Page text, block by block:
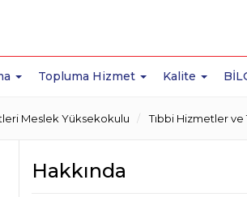
Topluma Hizmet Kalite
Meslek Yüksekokulu Tıbbi Hizmetler
Hakkında